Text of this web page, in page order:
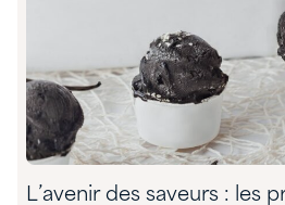
L’avenir des saveurs : les